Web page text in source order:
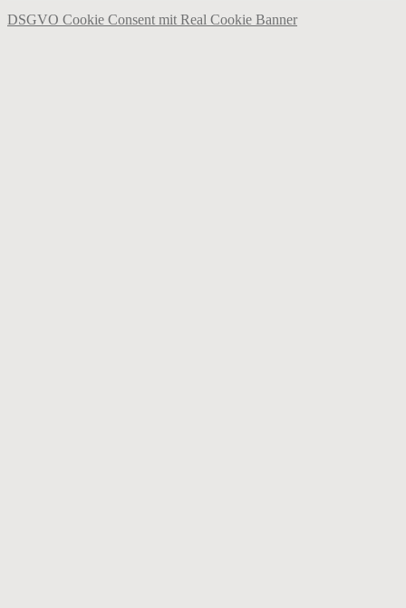
DSGVO Cookie Consent mit Real Cookie Banner